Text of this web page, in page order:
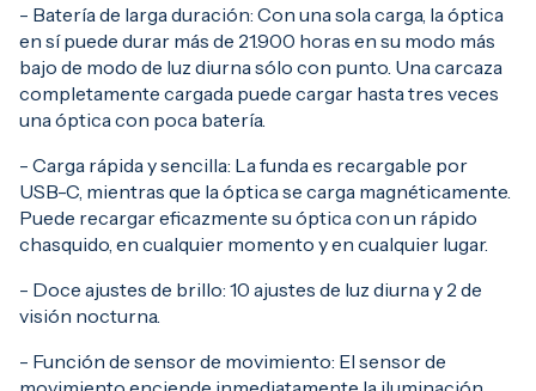
- Batería de larga duración: Con una sola carga, la óptica
en sí puede durar más de 21.900 horas en su modo más
bajo de modo de luz diurna sólo con punto. Una carcaza
completamente cargada puede cargar hasta tres veces
una óptica con poca batería.
- Carga rápida y sencilla: La funda es recargable por
USB-C, mientras que la óptica se carga magnéticamente.
Puede recargar eficazmente su óptica con un rápido
chasquido, en cualquier momento y en cualquier lugar.
- Doce ajustes de brillo: 10 ajustes de luz diurna y 2 de
visión nocturna.
- Función de sensor de movimiento: El sensor de